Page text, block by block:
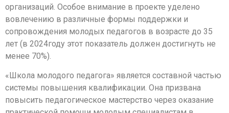
организаций. Особое внимание в проекте уделено
вовлечению в различные формы поддержки и
сопровождения молодых педагогов в возрасте до 35
лет (в 2024году этот показатель должен достигнуть не
менее 70%).
«Школа молодого педагога» является составной частью
системы повышения квалификации. Она призвана
повысить педагогическое мастерство через оказание